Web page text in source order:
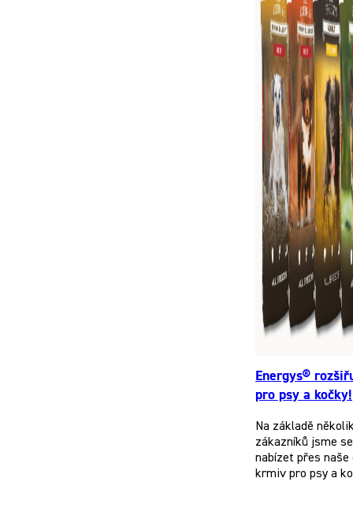
Energys®
pro psy a kočky!
Na základě
zákazníků jsme
nabízet přes
krmiv pro psy a